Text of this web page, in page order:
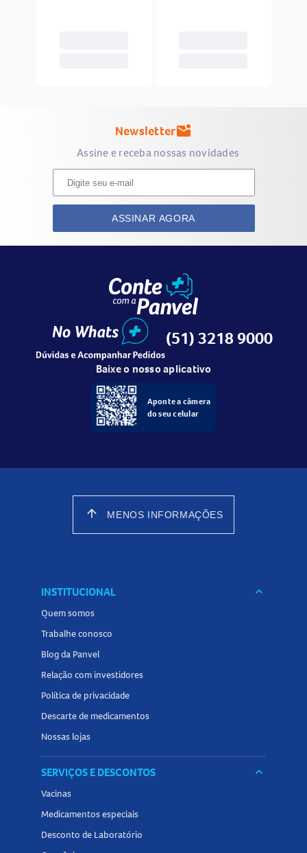
Newslettermark_email_unread
Assine e receba nossas novidades
ASSINAR AGORA
(51) 3218 9000
Baixe o nosso aplicativo
Aponte a câmera
do seu celular
arrow_upward MENOS INFORMAÇÕES
INSTITUCIONAL keyboard_arrow_down
Quem somos
Trabalhe conosco
Blog da Panvel
Relação com investidores
Política de privacidade
Descarte de medicamentos
Nossas lojas
SERVIÇOS E DESCONTOS keyboard_arrow_down
Vacinas
Medicamentos especiais
Desconto de Laboratório